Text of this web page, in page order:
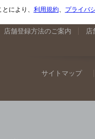
店舗登録方法のご案内 店
サイトマップ
により、 利用規約、 プライバ